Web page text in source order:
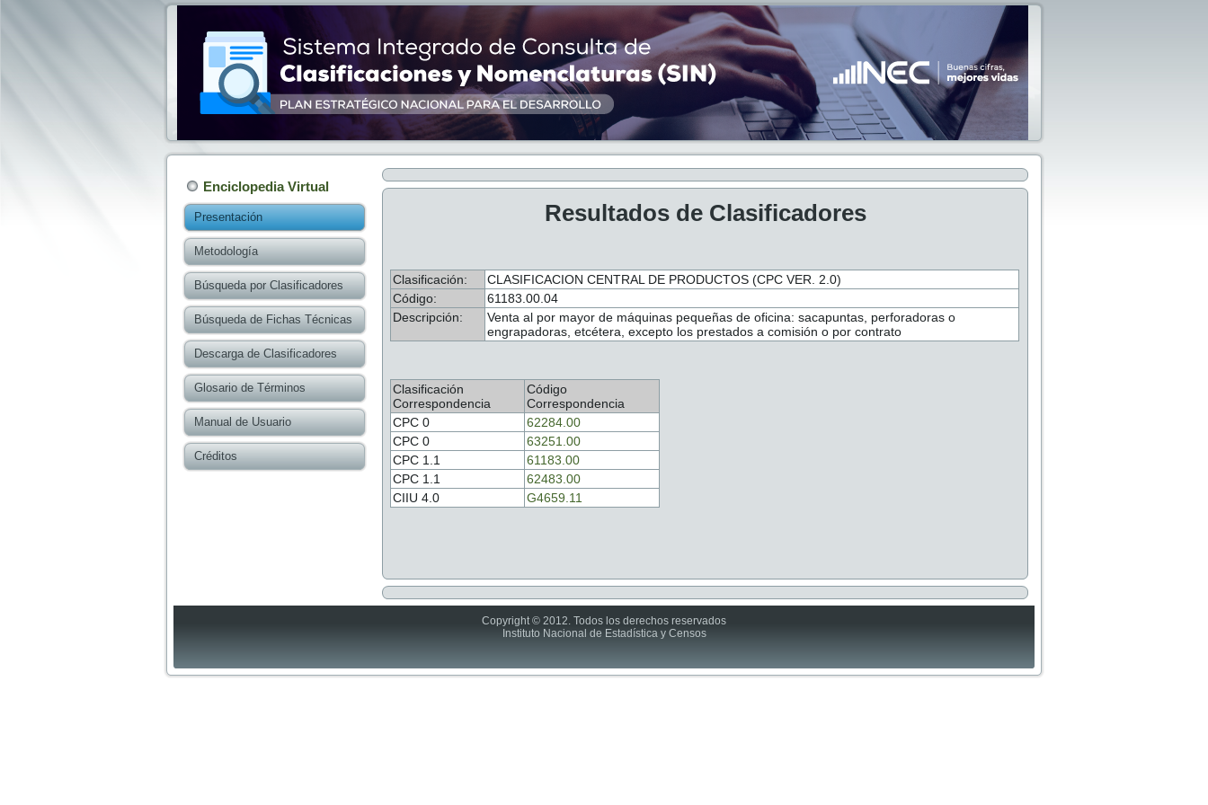
Enciclopedia Virtual
Presentación
Metodología
Búsqueda por Clasificadores
Búsqueda de Fichas Técnicas
Descarga de Clasificadores
Glosario de Términos
Manual de Usuario
Créditos
Resultados de Clasificadores
Clasificación:
CLASIFICACION CENTRAL DE PRODUCTOS (CPC VER. 2.0)
Código:
61183.00.04
Descripción:
Venta al por mayor de máquinas pequeñas de oficina: sacapuntas, perforadoras o
engrapadoras, etcétera, excepto los prestados a comisión o por contrato
Clasificación
Correspondencia
Código
Correspondencia
CPC 0
62284.00
CPC 0
63251.00
CPC 1.1
61183.00
CPC 1.1
62483.00
CIIU 4.0
G4659.11
Copyright © 2012. Todos los derechos reservados
Instituto Nacional de Estadística y Censos